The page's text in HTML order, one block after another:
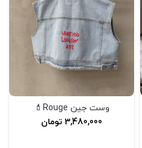
وست جین Rouge💄
3,480,000 تومان